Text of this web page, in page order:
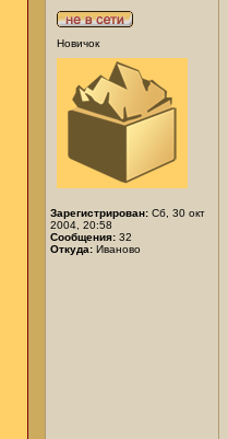
Новичок
Зарегистрирован: Сб, 30 окт
2004, 20:58
Сообщения: 32
Откуда: Иваново